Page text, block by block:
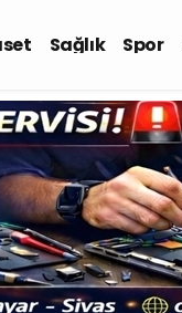
Sağlık Spor